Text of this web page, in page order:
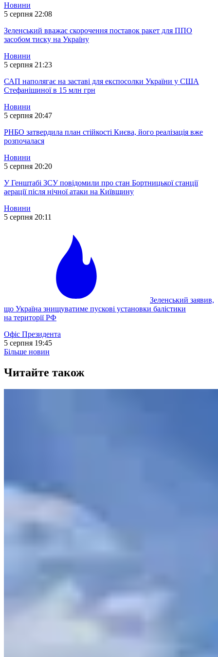
Новини
5 серпня 22:08
Зеленський вважає скорочення поставок ракет для ППО
засобом тиску на Україну
Новини
5 серпня 21:23
САП наполягає на заставі для експосолки України у США
Стефанішиної в 15 млн грн
Новини
5 серпня 20:47
РНБО затвердила план стійкості Києва, його реалізація вже
розпочалася
Новини
5 серпня 20:20
У Генштабі ЗСУ повідомили про стан Бортницької станції
аерації після нічної атаки на Київщину
Новини
5 серпня 20:11
Зеленський заявив,
що Україна знищуватиме пускові установки балістики
на території РФ
Офіс Президента
5 серпня 19:45
Більше новин
Читайте також